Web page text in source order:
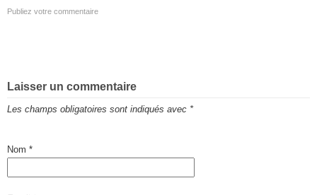
Publiez votre commentaire
Laisser un commentaire
Les champs obligatoires sont indiqués avec *
Nom *